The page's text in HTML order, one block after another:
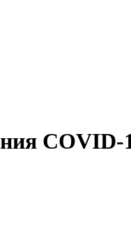
COVID-